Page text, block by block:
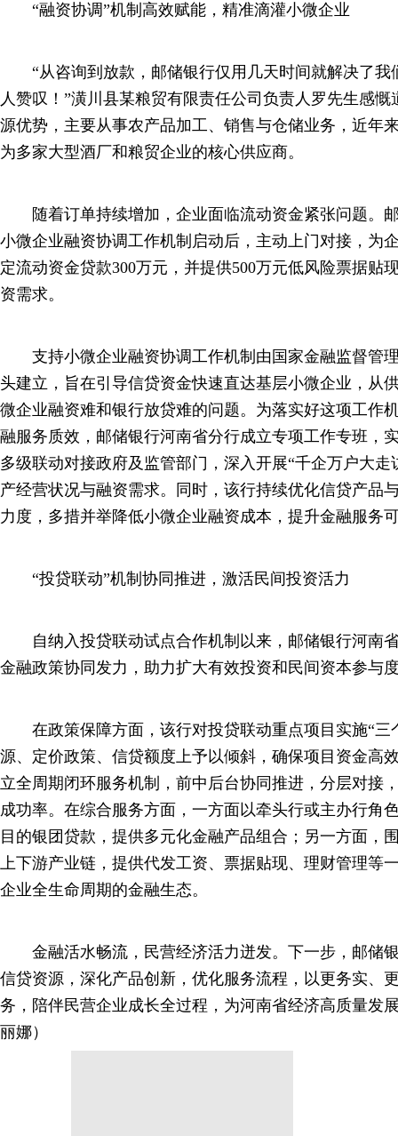
“融资协调”机制高效赋能，精准滴灌小微企业
“从咨询到放款，邮储银行仅用几天时间就解决了我
人赞叹！”潢川县某粮贸有限责任公司负责人罗先生感
源优势，主要从事农产品加工、销售与仓储业务，近年
为多家大型酒厂和粮贸企业的核心供应商。
随着订单持续增加，企业面临流动资金紧张问题。
小微企业融资协调工作机制启动后，主动上门对接，为
定流动资金贷款300万元，并提供500万元低风险票据贴
资需求。
支持小微企业融资协调工作机制由国家金融监督管
头建立，旨在引导信贷资金快速直达基层小微企业，从
微企业融资难和银行放贷难的问题。为落实好这项工作
融服务质效，邮储银行河南省分行成立专项工作专班，
多级联动对接政府及监管部门，深入开展“千企万户大走
产经营状况与融资需求。同时，该行持续优化信贷产品
力度，多措并举降低小微企业融资成本，提升金融服务
“投贷联动”机制协同推进，激活民间投资活力
自纳入投贷联动试点合作机制以来，邮储银行河南
金融政策协同发力，助力扩大有效投资和民间资本参与
在政策保障方面，该行对投贷联动重点项目实施“三
源、定价政策、信贷额度上予以倾斜，确保项目资金高
立全周期闭环服务机制，前中后台协同推进，分层对接
成功率。在综合服务方面，一方面以牵头行或主办行角
目的银团贷款，提供多元化金融产品组合；另一方面，
上下游产业链，提供代发工资、票据贴现、理财管理等
企业全生命周期的金融生态。
金融活水畅流，民营经济活力迸发。下一步，邮储
信贷资源，深化产品创新，优化服务流程，以更务实、
务，陪伴民营企业成长全过程，为河南省经济高质量发
丽娜）